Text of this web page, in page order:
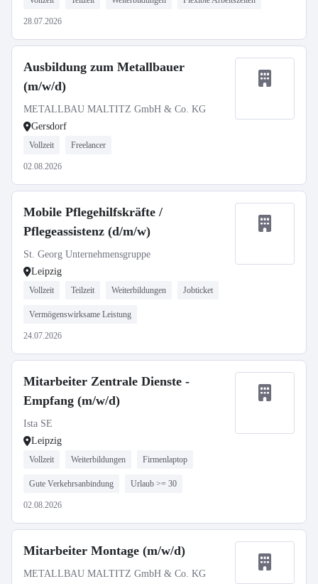
28.07.2026
Ausbildung zum Metallbauer
(m/w/d)
METALLBAU MALTITZ GmbH & Co. KG
Gersdorf
Vollzeit Freelancer
02.08.2026
Mobile Pflegehilfskräfte /
Pflegeassistenz (d/m/w)
St. Georg Unternehmensgruppe
Leipzig
Vollzeit Teilzeit Weiterbildungen Jobticket
Vermögenswirksame Leistung
24.07.2026
Mitarbeiter Zentrale Dienste -
Empfang (m/w/d)
Ista SE
Leipzig
Vollzeit Weiterbildungen Firmenlaptop
Gute Verkehrsanbindung Urlaub >= 30
02.08.2026
Mitarbeiter Montage (m/w/d)
METALLBAU MALTITZ GmbH & Co. KG